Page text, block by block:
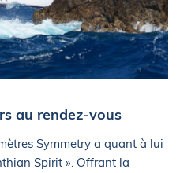
au rendez-vous
Symmetry a quant à lui
Spirit ». Offrant la